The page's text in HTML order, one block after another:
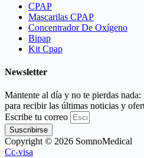
CPAP
Mascarilas CPAP
Concentrador De Oxígeno
Bipap
Kit Cpap
Newsletter
Mantente al día y no te pierdas
para recibir las últimas noticias y
Escribe tu correo
Suscribirse
Copyright © 2026 SomnoMedical
Cc-visa